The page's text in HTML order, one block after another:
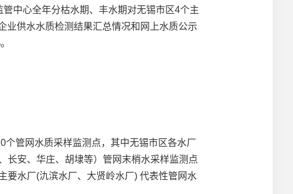
中心全年分枯水期、丰水期对无锡市区4个主
业供水水质检测结果汇总情况和网上水质公示
管网水质采样监测点，其中无锡市区各水厂
长安、华庄、胡埭等）管网末梢水采样监测点
要水厂(氿滨水厂、大贤岭水厂) 代表性管网水